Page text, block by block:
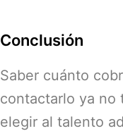
Conclusión
Saber cuánto
contactarlo ya no
elegir al talento